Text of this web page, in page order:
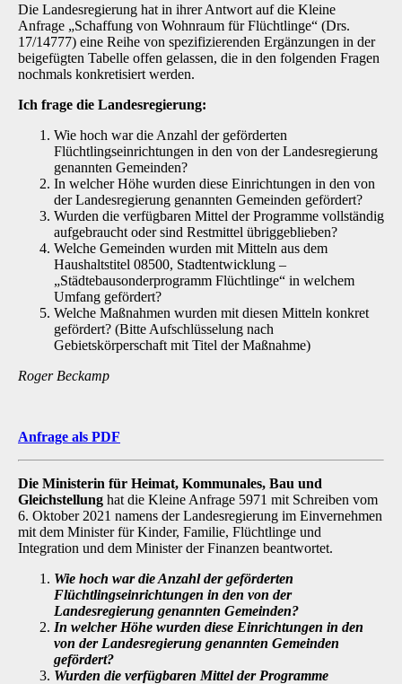
Die Landesregierung hat in ihrer Antwort auf die Kleine
Anfrage „Schaffung von Wohnraum für Flüchtlinge“ (Drs.
17/14777) eine Reihe von spezifizierenden Ergänzungen in der
beigefügten Tabelle offen gelassen, die in den folgenden Fragen
nochmals konkretisiert werden.
Ich frage die Landesregierung:
Wie hoch war die Anzahl der geförderten
Flüchtlingseinrichtungen in den von der Landesregierung
genannten Gemeinden?
In welcher Höhe wurden diese Einrichtungen in den von
der Landesregierung genannten Gemeinden gefördert?
Wurden die verfügbaren Mittel der Programme vollständig
aufgebraucht oder sind Restmittel übriggeblieben?
Welche Gemeinden wurden mit Mitteln aus dem
Haushaltstitel 08500, Stadtentwicklung –
„Städtebausonderprogramm Flüchtlinge“ in welchem
Umfang gefördert?
Welche Maßnahmen wurden mit diesen Mitteln konkret
gefördert? (Bitte Aufschlüsselung nach
Gebietskörperschaft mit Titel der Maßnahme)
Roger Beckamp
Anfrage als PDF
Die Ministerin für Heimat, Kommunales, Bau und
Gleichstellung hat die Kleine Anfrage 5971 mit Schreiben vom
6. Oktober 2021 namens der Landesregierung im Einvernehmen
mit dem Minister für Kinder, Familie, Flüchtlinge und
Integration und dem Minister der Finanzen beantwortet.
Wie hoch war die Anzahl der geförderten
Flüchtlingseinrichtungen in den von der
Landesregierung genannten Gemeinden?
In welcher Höhe wurden diese Einrichtungen in den
von der Landesregierung ge­nannten Gemeinden
gefördert?
Wurden die verfügbaren Mittel der Programme